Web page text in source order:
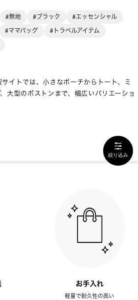
#無地 #ブラック
#エッセンシャル
#ママバッグ
#トラベルアイテム
イトでは、小さなポーチからトート、ミ
大型のボストンまで、幅広いバリエーショ
絞り込み
お手入れ
軽量で耐久性の高い